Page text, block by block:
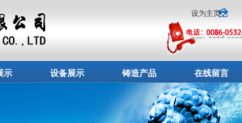
设为主页
示 设备展示 铸造产品 在线留言